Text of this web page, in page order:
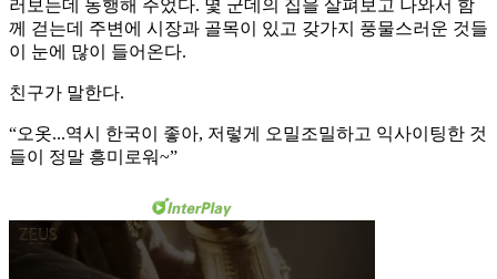
러보는데 동행해 주었다. 몇 군데의 집을 살펴보고 나와서 함
께 걷는데 주변에 시장과 골목이 있고 갖가지 풍물스러운 것들
이 눈에 많이 들어온다.
친구가 말한다.
“오옷...역시 한국이 좋아, 저렇게 오밀조밀하고 익사이팅한 것
들이 정말 흥미로워~”